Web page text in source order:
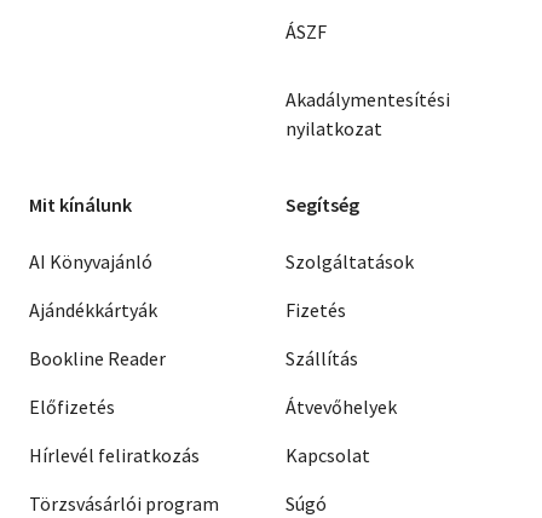
ÁSZF
Akadálymentesítési
nyilatkozat
Mit kínálunk
AI Könyvajánló
Ajándékkártyák
Bookline Reader
Előfizetés
Hírlevél feliratkozás
Törzsvásárlói program
Segítség
Szolgáltatások
Fizetés
Szállítás
Átvevőhelyek
Kapcsolat
Súgó